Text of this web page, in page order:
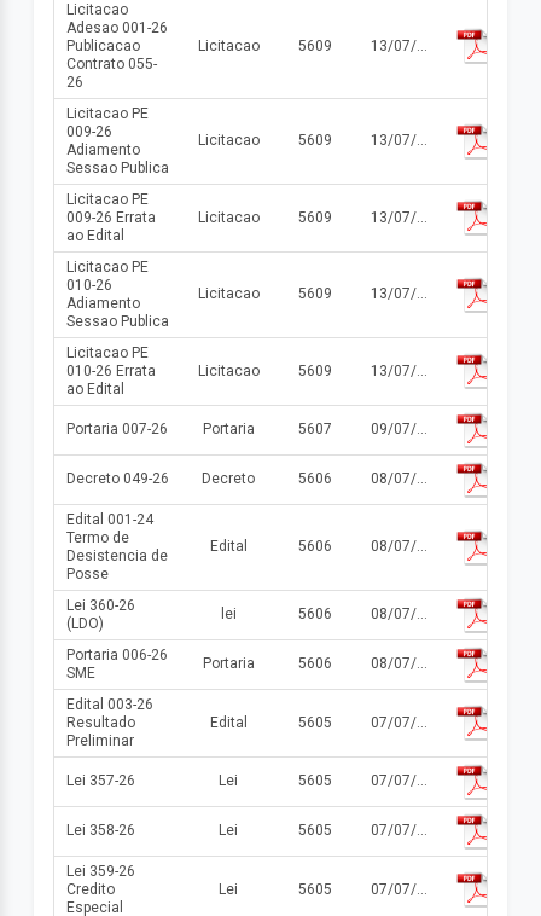
Licitacao
Adesao 001-26
Publicacao
Contrato 055-
26
Licitacao 5609 13/07/2026
Licitacao PE
009-26
Adiamento
Sessao Publica
Licitacao 5609 13/07/2026
Licitacao PE
009-26 Errata
ao Edital
Licitacao 5609 13/07/2026
Licitacao PE
010-26
Adiamento
Sessao Publica
Licitacao 5609 13/07/2026
Licitacao PE
010-26 Errata
ao Edital
Licitacao 5609 13/07/2026
Portaria 007-26 Portaria 5607 09/07/2026
Decreto 049-26 Decreto 5606 08/07/2026
Edital 001-24
Termo de
Desistencia de
Posse
Edital 5606 08/07/2026
Lei 360-26
(LDO)
lei 5606 08/07/2026
Portaria 006-26
SME
Portaria 5606 08/07/2026
Edital 003-26
Resultado
Preliminar
Edital 5605 07/07/2026
Lei 357-26 Lei 5605 07/07/2026
Lei 358-26 Lei 5605 07/07/2026
Lei 359-26
Credito
Especial
Lei 5605 07/07/2026